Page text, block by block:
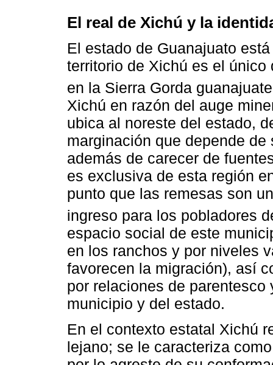
El real de Xichú y la
El estado de Guanajuato
territorio de Xichú es el
en la Sierra Gorda
Xichú en razón del auge
ubica al noreste del estado,
marginación que depende
además de carecer de
es exclusiva de esta región
punto que las remesas son
ingreso para los pobladores
espacio social de este
en los ranchos y por niveles
favorecen la migración), así
por relaciones de
municipio y del estado.
En el contexto estatal Xichú
lejano; se le caracteriza